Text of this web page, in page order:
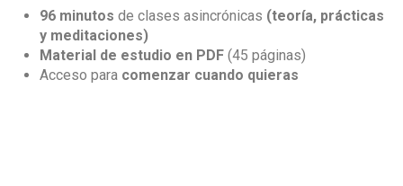
96 minutos de clases asincrónicas (teoría, prácticas
y meditaciones)
Material de estudio en PDF (45 páginas)
Acceso para comenzar cuando quieras